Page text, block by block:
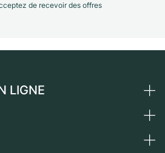
de recevoir des offres
LIGNE